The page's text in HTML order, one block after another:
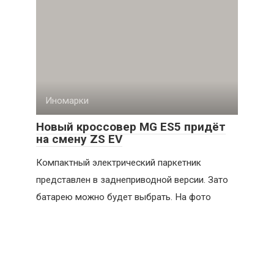
Иномарки
Новый кроссовер MG ES5 придёт
на смену ZS EV
Компактный электрический паркетник
представлен в заднеприводной версии. Зато
батарею можно будет выбрать. На фото